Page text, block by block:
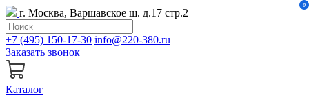
г. Москва, Варшавское ш. д.17 стр.2
+7 (495) 150-17-30 info@220-380.ru
Заказать звонок
0
Каталог